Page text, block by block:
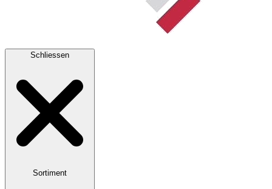
Schliessen
Sortiment